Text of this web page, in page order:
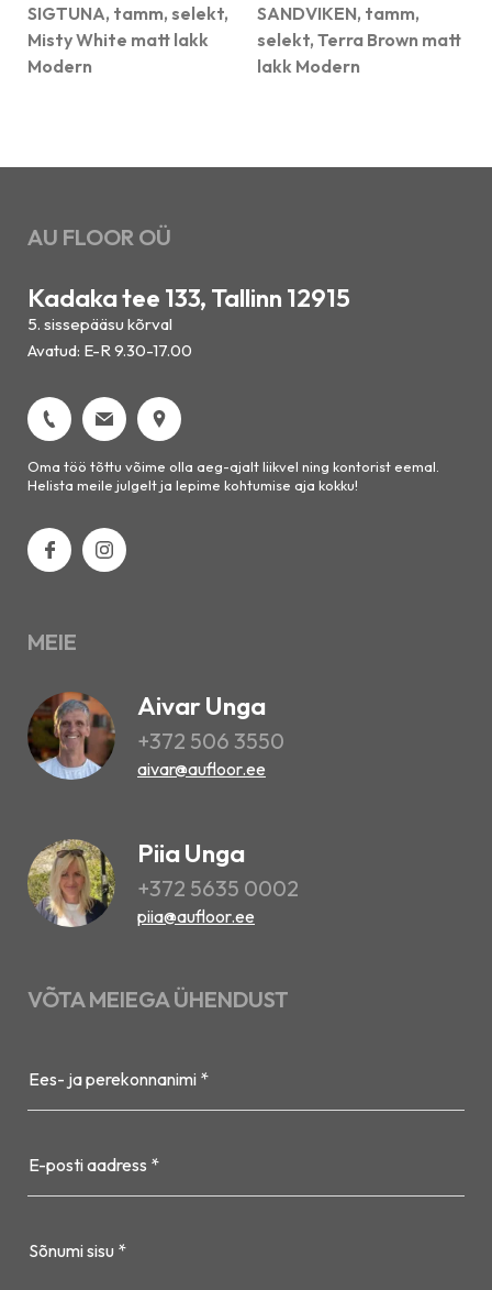
SIGTUNA, tamm, selekt,
Misty White matt lakk
Modern
SANDVIKEN, tamm,
selekt, Terra Brown matt
lakk Modern
AU FLOOR OÜ
Kadaka tee 133, Tallinn 12915
5. sissepääsu kõrval
Avatud: E-R 9.30-17.00
Oma töö tõttu võime olla aeg-ajalt liikvel ning kontorist eemal.
Helista meile julgelt ja lepime kohtumise aja kokku!
MEIE
Aivar Unga
+372 506 3550
aivar@aufloor.ee
Piia Unga
+372 5635 0002
piia@aufloor.ee
VÕTA MEIEGA ÜHENDUST
Ees- ja perekonnanimi *
E-posti aadress *
Sõnumi sisu *